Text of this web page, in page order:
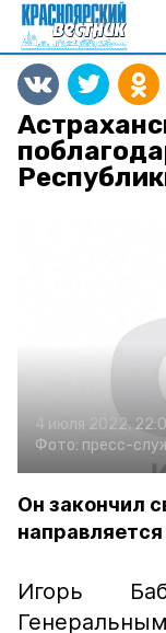
4 июля 2022,
Фото: пресс-
Он закончил
Игорь